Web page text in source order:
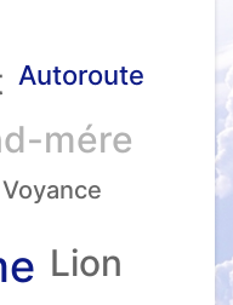
Autoroute
mére
Voyance
Lion